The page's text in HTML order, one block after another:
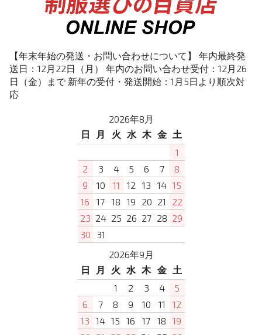
【年末年始の発送・お問い合わせについて】 年内最終発
送日：12月22日（月） 年内のお問い合わせ受付：12月26
日（金）まで 新年の受付・発送開始：1月5日より順次対
応
2026年8月
日
月 火 水 木 金
土
1
2
3 4 5 6 7
8
9
10 11 12 13 14 15
16
17 18 19 20 21
22
23 24 25 26 27 28 29
30
31
2026年9月
日
月 火 水 木 金
土
1
2 3 4
5
6
7 8 9 10 11
12
13
14 15 16 17 18
19